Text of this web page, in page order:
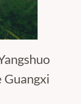
Guangxi